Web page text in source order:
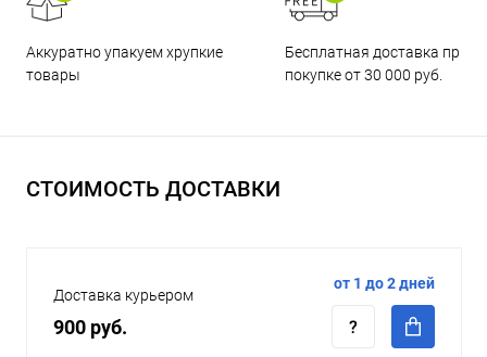
Аккуратно упакуем хрупкие
товары
Бесплатная доставка при
покупке от 30 000 руб.
СТОИМОСТЬ ДОСТАВКИ
Доставка курьером
900 руб.
от 1 до 2 дней